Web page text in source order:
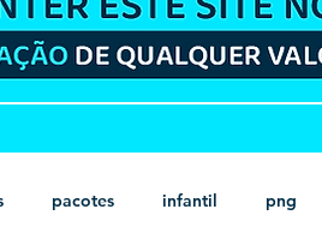
pacotes infantil png